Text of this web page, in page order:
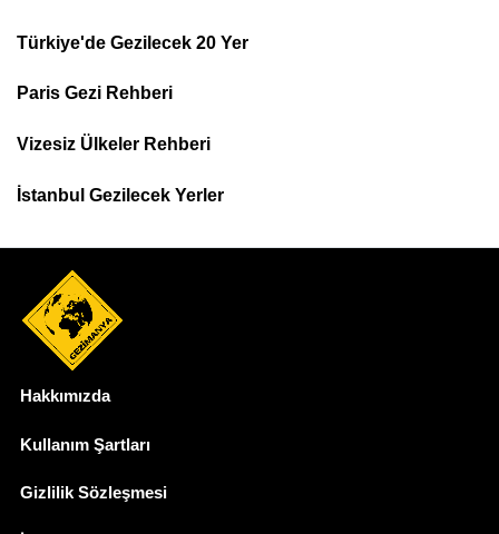
Footer
Top
Menu
Türkiye'de Gezilecek 20 Yer
Paris Gezi Rehberi
Vizesiz Ülkeler Rehberi
İstanbul Gezilecek Yerler
Hakkımızda
Kullanım Şartları
Gizlilik Sözleşmesi